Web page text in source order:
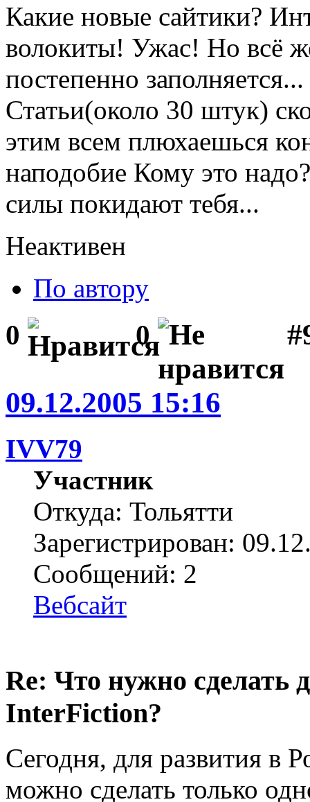
Какие новые сайтики?
волокиты! Ужас! Но всё
постепенно
Статьи(около 30 штук)
этим всем плюхаешься
наподобие Кому это
силы покидают тебя...
Неактивен
По автору
0 0
09.12.2005 15:16
IVV79
Участник
Откуда: Тольятти
Зарегистрирован:
Сообщений: 2
Вебсайт
Re: Что нужно сделать
InterFiction?
Сегодня, для развития в
можно сделать только